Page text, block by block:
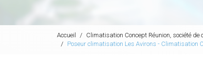
Accueil Climatisation Concept Réunion, société
Poseur climatisation Les Avirons - Climatisation